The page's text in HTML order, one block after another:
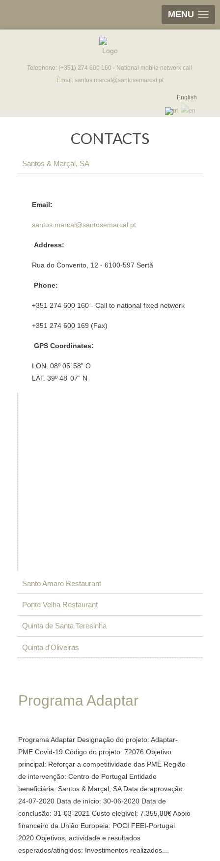
MENU
Telephone: (+351) 274 600 160 - National mobile network call
Email: santos.marcal@santosemarcal.pt
English
CONTACTS
Santos & Marçal, SA
Email:
santos.marcal@santosemarcal.pt
Address:
Rua do Convento, 12 - 6100-597 Sertã
Phone:
+351 274 600 160 - Call to national fixed network
+351 274 600 169 (Fax)
GPS Coordinates:
LON. 08º 05’ 58” O
LAT. 39º 48’ 07” N
Santo Amaro Restaurant
Email:
santo.amaro@santosemarcal.pt
Rua 1.º de Dezembro, 15, 6100-743 Sertã
+351 274 604 115 - Call to national fixed network
GPS Coordinates:
LON. 08º 06’ 05” O
LAT. 39º 48’ 12” N
Ponte Velha Restaurant
Email:
Address:
Phone:
+351 274 600 169 (Fax)
GPS Coordinates:
LON. 08º 05’ 58” O
LAT. 39º 48’ 07” N
Quinta de Santa Teresinha
Cabeçudo, 6100-730 Sertã
Telefone:
+351 274 600 160 (Eventos) - Call to national fixed network
+351 274 608 493 (Turismo Rural) - Call to national fixed
Quinta d'Oliveiras
quinta.oliveiras@santosemarcal.pt
Address:
Est. do Gaio (Cansada), Alferrarede Velha,
2200-073 Abrantes
Phone:
+351 241 364 373 - Call to national fixed network
+351 241 364 374 - (Fax)
ProgramaAdaptar
Programa Adaptar Designação do projeto: Adaptar-
PME Covid-19 Código do projeto: 72076 Objetivo
principal: Reforçar a competitividade das PME Região
de intervenção: Centro de Portugal Entidade
beneficiária: Santos & Marçal, SA Data de aprovação:
24-07-2020 Data de início: 30-06-2020 Data de
conclusão: 31-03-2021 Custo elegível: 7.355,88€ Apoio
financeiro da União Europeia: POCI FEEI-Portugal
2020 Objetivos, actividade e resultados
esperados/atingidos: Investimentos realizados...